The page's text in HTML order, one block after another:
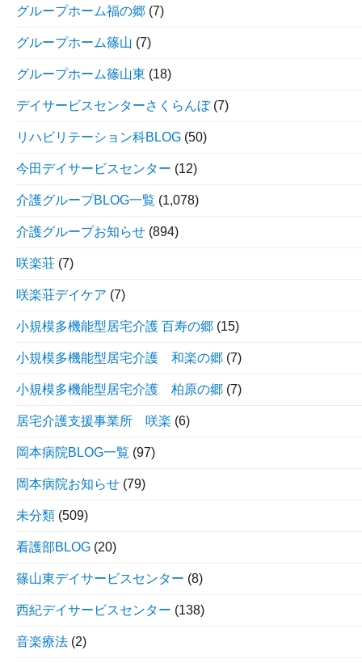
グループホーム福の郷 (7)
グループホーム篠山 (7)
グループホーム篠山東 (18)
デイサービスセンターさくらんぼ(7)
リハビリテーション科BLOG (50)
今田デイサービスセンター (12)
介護グループBLOG一覧 (1,078)
介護グループお知らせ (894)
咲楽荘 (7)
咲楽荘デイケア (7)
小規模多機能型居宅介護 百寿の郷 (15)
小規模多機能型居宅介護 和楽の郷 (7)
小規模多機能型居宅介護 柏原の郷 (7)
居宅介護支援事業所 咲楽 (6)
岡本病院BLOG一覧 (97)
岡本病院お知らせ (79)
未分類 (509)
看護部BLOG (20)
篠山東デイサービスセンター (8)
西紀デイサービスセンター (138)
音楽療法 (2)